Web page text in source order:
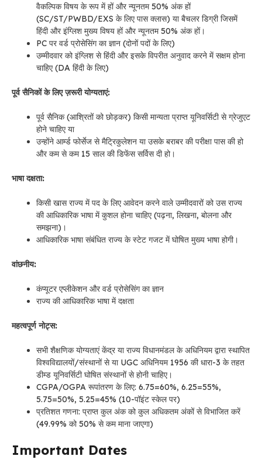
वैकल्पिक विषय के रूप में हों और न्यूनतम 50% अंक हों
(SC/ST/PWBD/EXS के लिए पास क्लास) या बैचलर डिग्री जिसमें
हिंदी और इंग्लिश मुख्य विषय हों और न्यूनतम 50% अंक हों।
PC पर वर्ड प्रोसेसिंग का ज्ञान (दोनों पदों के लिए)
उम्मीदवार को इंग्लिश से हिंदी और इसके विपरीत अनुवाद करने में सक्षम होना
चाहिए (DA हिंदी के लिए)
पूर्व सैनिकों के लिए ज़रूरी योग्यताएं:
पूर्व सैनिक (आश्रितों को छोड़कर) किसी मान्यता प्राप्त यूनिवर्सिटी से ग्रेजुएट
होने चाहिए या
उन्होंने आर्म्ड फोर्सेज से मैट्रिकुलेशन या उसके बराबर की परीक्षा पास की हो
और कम से कम 15 साल की डिफेंस सर्विस दी हो।
भाषा दक्षता:
किसी खास राज्य में पद के लिए आवेदन करने वाले उम्मीदवारों को उस राज्य
की आधिकारिक भाषा में कुशल होना चाहिए (पढ़ना, लिखना, बोलना और
समझना)।
आधिकारिक भाषा संबंधित राज्य के स्टेट गजट में घोषित मुख्य भाषा होगी।
वांछनीय:
कंप्यूटर एप्लीकेशन और वर्ड प्रोसेसिंग का ज्ञान
राज्य की आधिकारिक भाषा में दक्षता
महत्वपूर्ण नोट्स:
सभी शैक्षणिक योग्यताएं केंद्र या राज्य विधानमंडल के अधिनियम द्वारा स्थापित
विश्वविद्यालयों/संस्थानों से या UGC अधिनियम 1956 की धारा-3 के तहत
डीम्ड यूनिवर्सिटी घोषित संस्थानों से होनी चाहिए।
CGPA/OGPA रूपांतरण के लिए: 6.75=60%, 6.25=55%,
5.75=50%, 5.25=45% (10-पॉइंट स्केल पर)
प्रतिशत गणना: प्राप्त कुल अंक को कुल अधिकतम अंकों से विभाजित करें
(49.99% को 50% से कम माना जाएगा)
Important Dates